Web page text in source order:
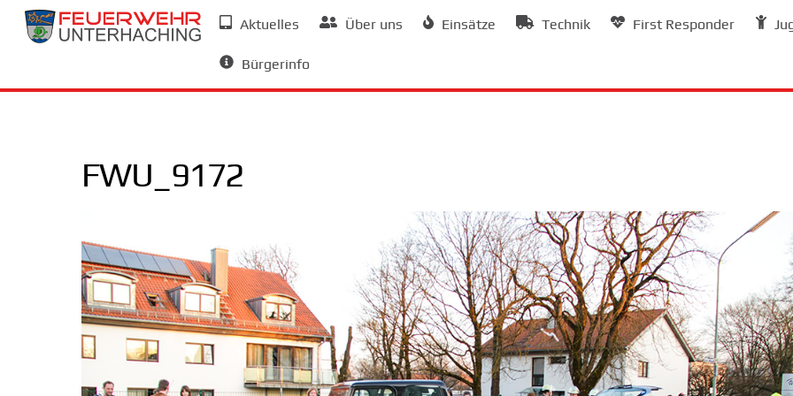
Skip
Aktuelles Über uns Einsätze Technik First Responder
Bürgerinfo
FWU_9172